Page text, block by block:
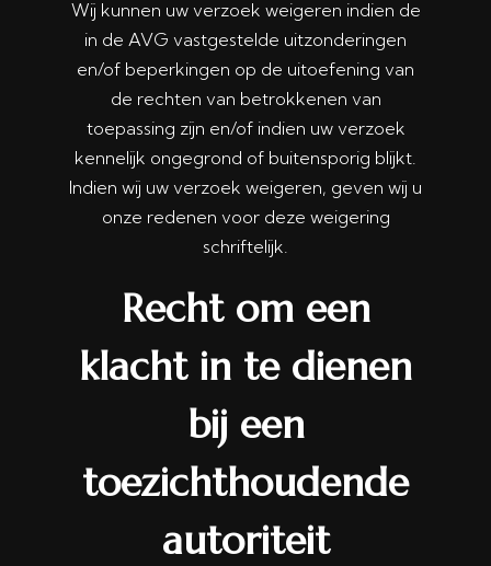
Wij kunnen uw verzoek weigeren indien de
in de AVG vastgestelde uitzonderingen
en/of beperkingen op de uitoefening van
de rechten van betrokkenen van
toepassing zijn en/of indien uw verzoek
kennelijk ongegrond of buitensporig blijkt.
Indien wij uw verzoek weigeren, geven wij u
onze redenen voor deze weigering
schriftelijk.
Recht om een
klacht in te dienen
bij een
toezichthoudende
autoriteit